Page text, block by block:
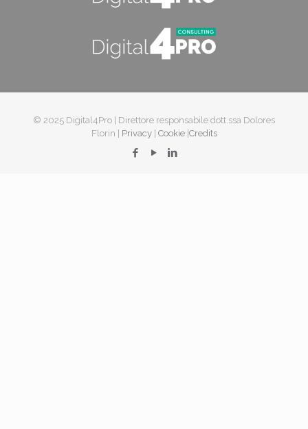
© 2025 Digital4Pro | Direttore responsabile dott.ssa Dolores
Florin | Privacy| Cookie| Credits